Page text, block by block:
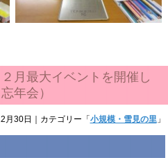
月最大イベントを開催し
年会）
月30日 ｜カテゴリー「 小規模・雪見の里」